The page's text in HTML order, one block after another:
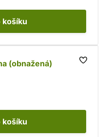
košíku
(obnažená)
košíku